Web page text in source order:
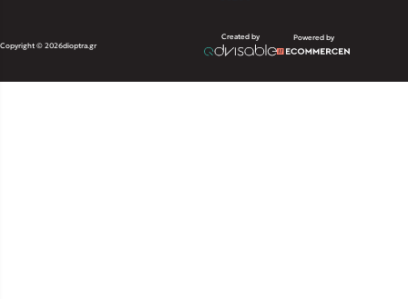
Copyright © 2026dioptra.gr
Created by Powered by